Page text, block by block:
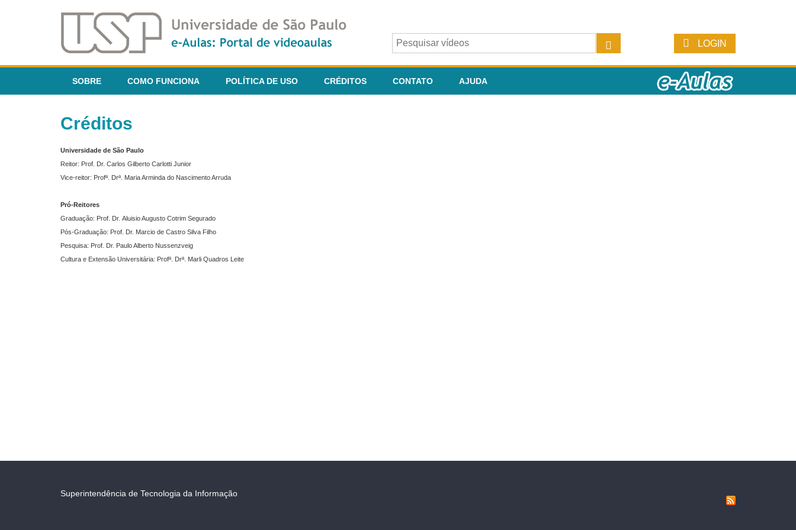
LOGIN
SOBRE COMO FUNCIONA POLÍTICA DE USO CRÉDITOS CONTATO AJUDA
Créditos
Universidade de São Paulo
Reitor: Prof. Dr. Carlos Gilberto Carlotti Junior
Vice-reitor: Profª. Drª. Maria Arminda do Nascimento Arruda
Pró-Reitores
Graduação: Prof. Dr. Aluisio Augusto Cotrim Segurado
Pós-Graduação: Prof. Dr. Marcio de Castro Silva Filho
Pesquisa: Prof. Dr. Paulo Alberto Nussenzveig
Cultura e Extensão Universitária: Profª. Drª. Marli Quadros Leite
Superintendência de Tecnologia da Informação